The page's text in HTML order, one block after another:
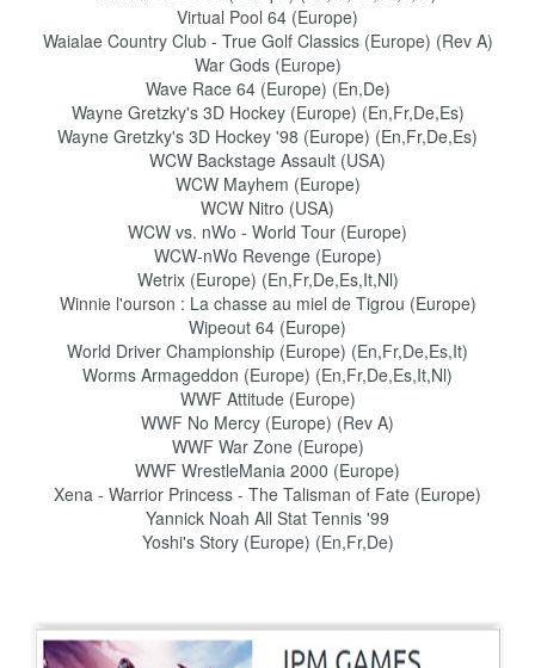
Virtual Pool 64 (Europe)
Waialae Country Club - True Golf Classics (Europe) (Rev A)
War Gods (Europe)
Wave Race 64 (Europe) (En,De)
Wayne Gretzky's 3D Hockey (Europe) (En,Fr,De,Es)
Wayne Gretzky's 3D Hockey '98 (Europe) (En,Fr,De,Es)
WCW Backstage Assault (USA)
WCW Mayhem (Europe)
WCW Nitro (USA)
WCW vs. nWo - World Tour (Europe)
WCW-nWo Revenge (Europe)
Wetrix (Europe) (En,Fr,De,Es,It,Nl)
Winnie l'ourson : La chasse au miel de Tigrou (Europe)
Wipeout 64 (Europe)
World Driver Championship (Europe) (En,Fr,De,Es,It)
Worms Armageddon (Europe) (En,Fr,De,Es,It,Nl)
WWF Attitude (Europe)
WWF No Mercy (Europe) (Rev A)
WWF War Zone (Europe)
WWF WrestleMania 2000 (Europe)
Xena - Warrior Princess - The Talisman of Fate (Europe)
Yannick Noah All Stat Tennis '99
Yoshi's Story (Europe) (En,Fr,De)